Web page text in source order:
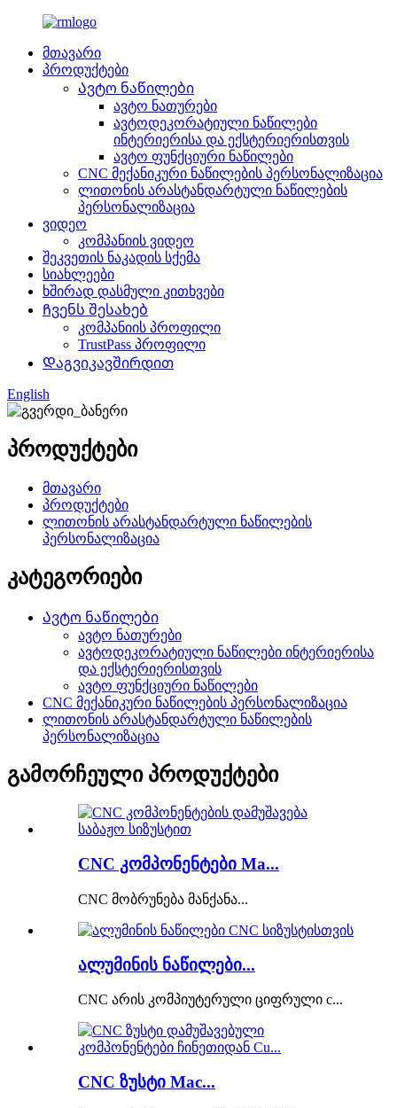
მთავარი
პროდუქტები
Ავტო ნაწილები
ავტო ნათურები
ავტოდეკორატიული ნაწილები
ინტერიერისა და ექსტერიერისთვის
ავტო ფუნქციური ნაწილები
CNC მექანიკური ნაწილების პერსონალიზაცია
ლითონის არასტანდარტული ნაწილების
პერსონალიზაცია
ვიდეო
კომპანიის ვიდეო
შეკვეთის ნაკადის სქემა
სიახლეები
ხშირად დასმული კითხვები
Ჩვენს შესახებ
კომპანიის პროფილი
TrustPass პროფილი
Დაგვიკავშირდით
English
პროდუქტები
მთავარი
პროდუქტები
ლითონის არასტანდარტული ნაწილების
პერსონალიზაცია
კატეგორიები
Ავტო ნაწილები
ავტო ნათურები
ავტოდეკორატიული ნაწილები ინტერიერისა
და ექსტერიერისთვის
ავტო ფუნქციური ნაწილები
CNC მექანიკური ნაწილების პერსონალიზაცია
ლითონის არასტანდარტული ნაწილების
პერსონალიზაცია
გამორჩეული პროდუქტები
CNC კომპონენტები Ma...
CNC მობრუნება მანქანა...
ალუმინის ნაწილები...
CNC არის კომპიუტერული ციფრული c...
CNC ზუსტი Mac...